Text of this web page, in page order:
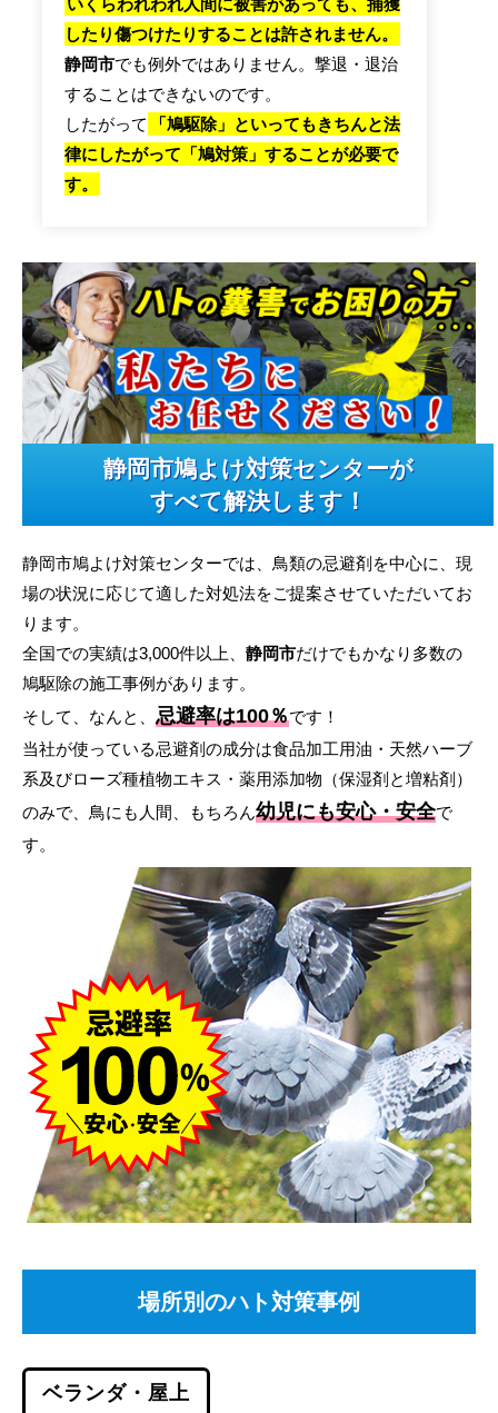
したり傷つけたりすることは許されません。
静岡市でも例外ではありません。撃退・退治
することはできないのです。
したがって
「鳩駆除」といってもきちんと法
律にしたがって「鳩対策」することが必要で
す。
静岡市鳩よけ対策センターが
すべて解決します！
静岡市鳩よけ対策センターでは、鳥類の忌避剤を中心に、現
場の状況に応じて適した対処法をご提案させていただいてお
ります。
全国での実績は3,000件以上、 静岡市だけでもかなり多数の
鳩駆除の施工事例があります。
そして、なんと、 忌避率は100％です！
当社が使っている忌避剤の成分は食品加工用油・天然ハーブ
系及びローズ種植物エキス・薬用添加物（保湿剤と増粘剤）
のみで、鳥にも人間、もちろん幼児にも安心・安全で
す。
場所別のハト対策事例
ベランダ・屋上